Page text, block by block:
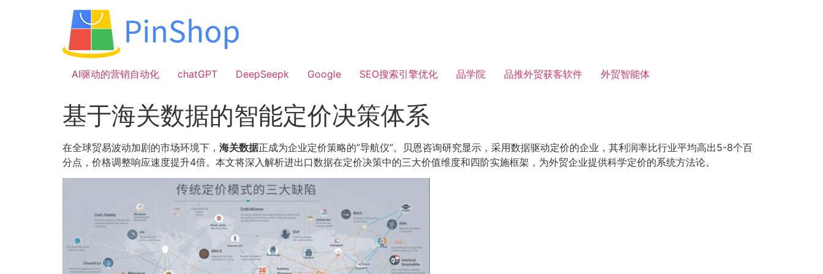
AI驱动的营销自动化
chatGPT DeepSeepk Google SEO搜索引擎优化 品学院 品推外贸获客软件 外贸智能体
基于海关数据的智能定价决策体系
在全球贸易波动加剧的市场环境下， 海关数据正成为企业定价策略的”导航仪”。贝恩咨询研究显示，采用数据驱动定价的企业，其利润率比行业平均高出5-8个百
分点，价格调整响应速度提升4倍。本文将深入解析进出口数据在定价决策中的三大价值维度和四阶实施框架，为外贸企业提供科学定价的系统方法论。